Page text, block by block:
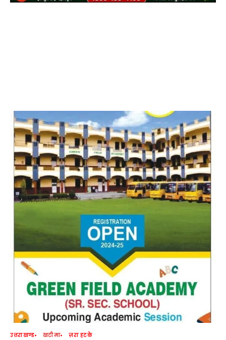
उत्तराखण्ड खटीमा ज़रा हटके